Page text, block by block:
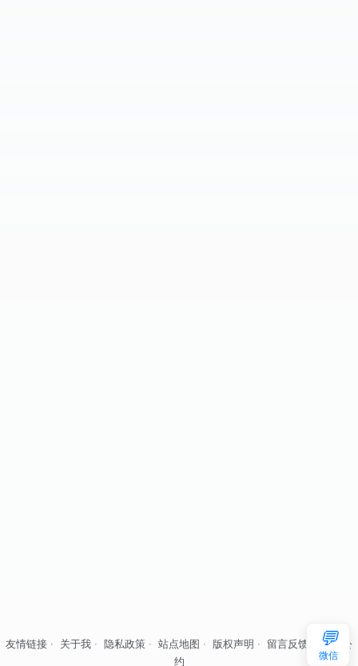
友情链接 · 关于我 · 隐私政策 · 站点地图 · 版权声明 · 留言反馈
自律公
约
💬
微信